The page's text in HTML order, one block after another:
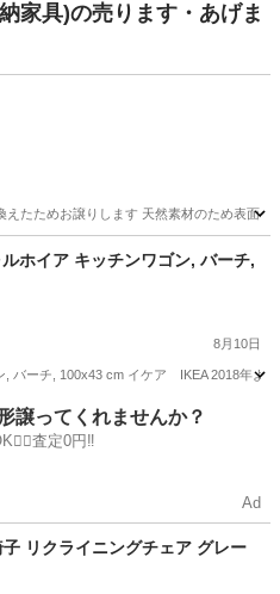
家具)の売ります・あげま
たためお譲りします 天然素材のため表面
ロー
ホイア キッチンワゴン, バーチ,
8月10日
, バーチ, 100x43 cm イケア IKEA 2018年よ
具譲ってくれませんか？
査定0円‼️
Ad
リクライニングチェア グレー